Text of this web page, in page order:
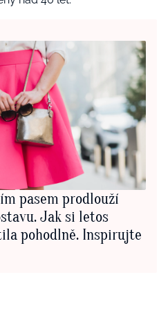
pasem prodlouží
Jak si letos
pohodlně. Inspirujte